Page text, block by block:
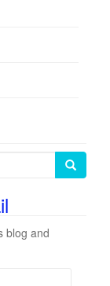
blog and